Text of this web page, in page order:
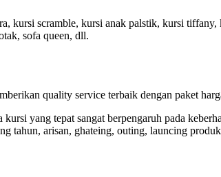
kursi scramble, kursi anak palstik, kursi
sofa queen, dll.
quality service terbaik dengan paket
yang tepat sangat berpengaruh pada
tahun, arisan, ghateing, outing, launcing